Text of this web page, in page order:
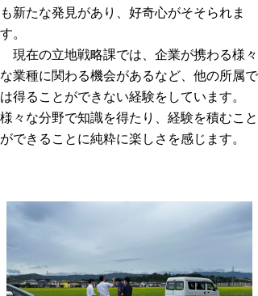
も新たな発見があり、好奇心がそそられま
す。
現在の立地戦略課では、企業が携わる様々
な業種に関わる機会があるなど、他の所属で
は得ることができない経験をしています。
様々な分野で知識を得たり、経験を積むこと
ができることに純粋に楽しさを感じます。